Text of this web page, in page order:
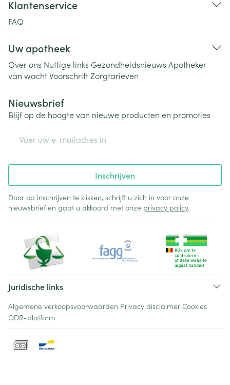
Klantenservice
FAQ
Uw apotheek
Over ons Nuttige links Gezondheidsnieuws Apotheker
van wachtVoorschriftZorgtarieven
Nieuwsbrief
Blijf op de hoogte van nieuwe producten en promoties
Inschrijven
Door op inschrijven te klikken, schrijft u zich in voor onze
nieuwsbrief en gaat u akkoord met onze privacy policy.
Juridische links
Algemene verkoopsvoorwaarden Privacy disclaimer Cookies
ODR-platform